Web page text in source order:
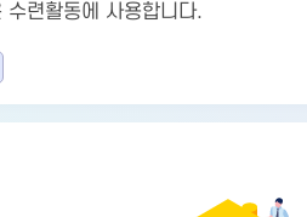
련활동에 사용합니다.